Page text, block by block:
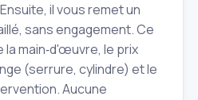
il vous remet un
sans engagement. Ce
la main‑d'œuvre, le prix
(serrure, cylindre) et le
Aucune